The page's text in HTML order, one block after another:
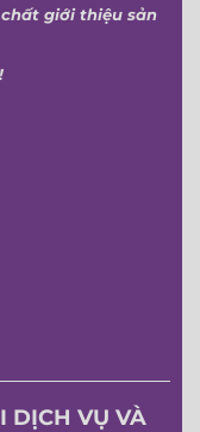
giới thiệu sản
DỊCH VỤ VÀ